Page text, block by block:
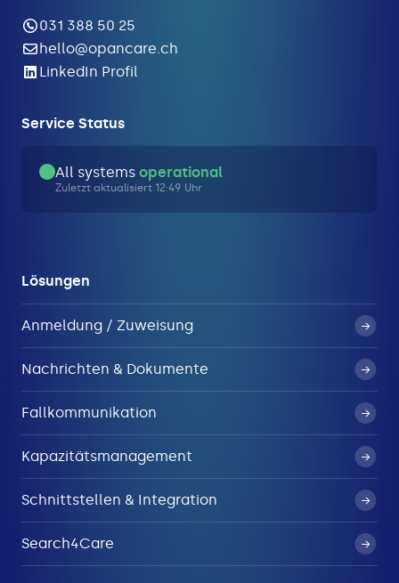
031 388 50 25
hello@opancare.ch
LinkedIn Profil
Service Status
All systems operational
Zuletzt aktualisiert 12:49 Uhr
Lösungen
Anmeldung / Zuweisung
Nachrichten & Dokumente
Fallkommunikation
Kapazitätsmanagement
Schnittstellen & Integration
Search4Care